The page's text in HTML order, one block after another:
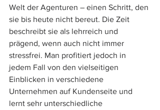
Welt der Agenturen – einen Schritt, den
sie bis heute nicht bereut. Die Zeit
beschreibt sie als lehrreich und
prägend, wenn auch nicht immer
stressfrei. Man profitiert jedoch in
jedem Fall von den vielseitigen
Einblicken in verschiedene
Unternehmen auf Kundenseite und
lernt sehr unterschiedliche